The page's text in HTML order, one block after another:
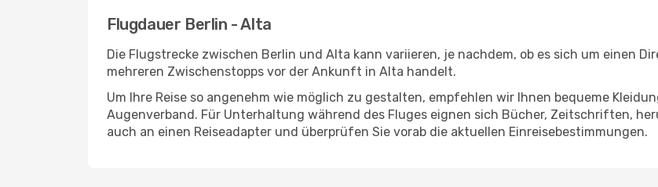
Flugdauer Berlin - Alta
Die Flugstrecke zwischen Berlin und Alta kann variieren, je nachdem, ob es sich um einen
mehreren Zwischenstopps vor der Ankunft in Alta handelt.
Um Ihre Reise so angenehm wie möglich zu gestalten, empfehlen wir Ihnen bequeme
Augenverband. Für Unterhaltung während des Fluges eignen sich Bücher, Zeitschriften,
auch an einen Reiseadapter und überprüfen Sie vorab die aktuellen Einreisebestimmungen.